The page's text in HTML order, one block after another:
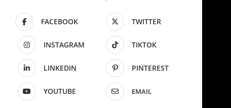
FACEBOOK TWITTER
INSTAGRAM TIKTOK
LINKEDIN PINTEREST
YOUTUBE EMAIL